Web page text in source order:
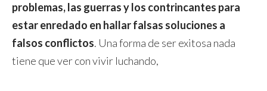
problemas, las guerras y los contrincantes para
estar enredado en hallar falsas soluciones a
falsos conflictos. Una forma de ser exitosa nada
tiene que ver con vivir luchando,